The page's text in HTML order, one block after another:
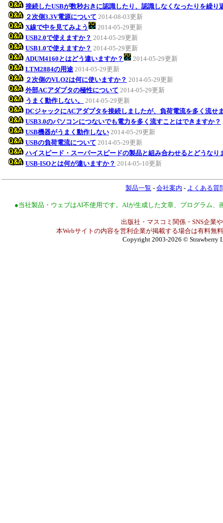
接続したUSBが数秒おきに認識したり、認識しなくなったりを繰り
２次側3.3V電源について 2014-08-03更新
X線で中を見てみよう
2014-05-29更新
USB2.0で使えますか？ 2014-05-29更新
USB1.0で使えますか？ 2014-05-29更新
ADUM4160とはどう違いますか？
2014-05-29更新
LTM2884の用途 2014-05-29更新
２次側のVLO2は何に使いますか？ 2014-05-29更新
外部ACアダプタの極性について 2014-05-29更新
うまく動作しない。
2014-05-29更新
DCジャックにACアダプタを接続しましたが、負荷電流を多く流せ
USB3.0のパソコンにつないでも電力を多く流すことはできますか？
USB機器がうまく動作しない 2014-05-29更新
USBの負荷電流について 2014-05-29更新
ハイスピード・スーパースピードの製品と組み合わせるとどうなり
USB-ISOとは何が違いますか？ 2014-05-10更新
製品一覧 - 会社案内 - よくある質
●当社製品・ウェブはAI不使用です。AIが生成した文章、プログラム
出版社・マスコミ関係・SNS企業
本Webサイトの内容を営利企業が掲載する場合は有料無
Copyright 2003-2026 © Strawberry